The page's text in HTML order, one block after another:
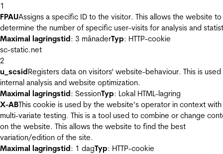
1
FPAUAssigns a specific ID to the visitor. This allows the website to
determine the number of specific user-visits for analysis and
Maximal lagringstid: 3 månaderTyp: HTTP-cookie
sc-static.net
2
u_scsidRegisters data on visitors' website-behaviour. This is
internal analysis and website optimization.
Maximal lagringstid: SessionTyp: Lokal HTML-lagring
X-ABThis cookie is used by the website’s operator in context with
multi-variate testing. This is a tool used to combine or change
on the website. This allows the website to find the best
variation/edition of the site.
Maximal lagringstid: 1 dagTyp: HTTP-cookie